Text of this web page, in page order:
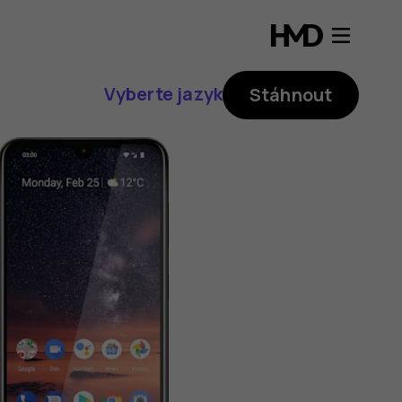
Vyberte jazyk Stáhnout